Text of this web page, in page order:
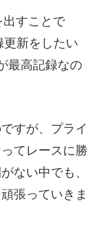
出すことで
新をしたい
最高記録なの
すが、プライ
てレースに勝
ない中でも、
張っていきま